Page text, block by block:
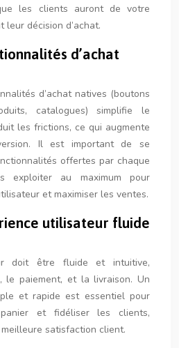
les clients auront de votre
décision d’achat.
d’achat
d’achat natives (boutons
catalogues) simplifie le
les frictions, ce qui augmente
Il est important de se
offertes par chaque
exploiter au maximum pour
et maximiser les ventes.
utilisateur fluide
doit être fluide et intuitive,
le paiement, et la livraison. Un
et rapide est essentiel pour
et fidéliser les clients,
satisfaction client.